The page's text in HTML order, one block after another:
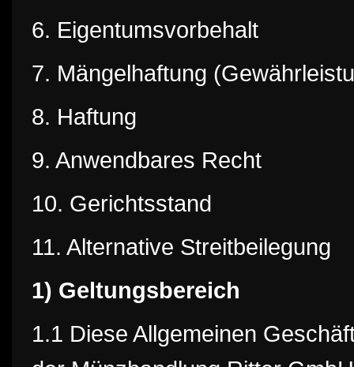
6. Eigentumsvorbehalt
7. Mängelhaftung
8. Haftung
9. Anwendbares Recht
10. Gerichtsstand
11. Alternative Streitbeilegung
1) Geltungsbereich
1.1 Diese Allgemeinen